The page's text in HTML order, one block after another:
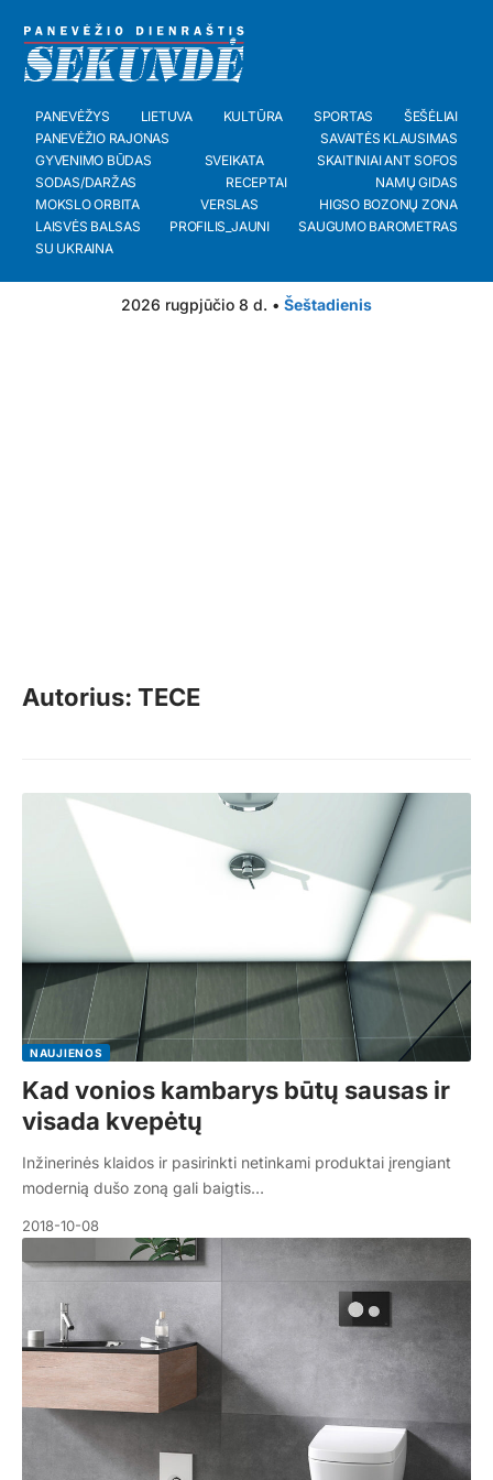
PANEVĖŽYS LIETUVA KULTŪRA SPORTAS
ŠEŠĖLIAI
PANEVĖŽIO RAJONAS
SAVAITĖS KLAUSIMAS
GYVENIMO BŪDAS
SVEIKATA
SKAITINIAI ANT SOFOS
SODAS/DARŽAS
RECEPTAI
NAMŲ GIDAS
MOKSLO ORBITA
VERSLAS
HIGSO BOZONŲ ZONA
LAISVĖS BALSAS
PROFILIS_JAUNI
SAUGUMO BAROMETRAS
SU UKRAINA
2026 rugpjūčio 8 d. • Šeštadienis
Autorius: TECE
NAUJIENOS
Kad vonios kambarys būtų sausas ir
visada kvepėtų
Inžinerinės klaidos ir pasirinkti netinkami produktai įrengiant
modernią dušo zoną gali baigtis…
2018-10-08